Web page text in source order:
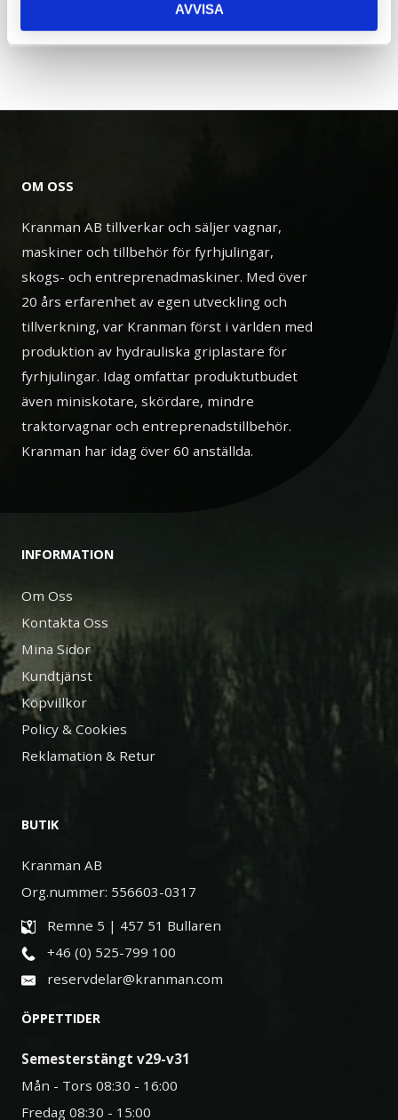
AVVISA
290kr
OM OSS
Kranman AB tillverkar och säljer vagnar,
maskiner och tillbehör för fyrhjulingar,
skogs- och entreprenadmaskiner. Med över
20 års erfarenhet av egen utveckling och
tillverkning, var Kranman först i världen med
produktion av hydrauliska griplastare för
fyrhjulingar. Idag omfattar produktutbudet
även miniskotare, skördare, mindre
traktorvagnar och entreprenadstillbehör.
Kranman har idag över 60 anställda.
INFORMATION
Om Oss
Kontakta Oss
Mina Sidor
Kundtjänst
Köpvillkor
Policy & Cookies
Reklamation & Retur
BUTIK
Kranman AB
Org.nummer: 556603-0317
Remne 5 | 457 51 Bullaren
+46 (0) 525-799 100
reservdelar@kranman.com
ÖPPETTIDER
Semesterstängt v29-v31
Mån - Tors 08:30 - 16:00
Fredag 08:30 - 15:00